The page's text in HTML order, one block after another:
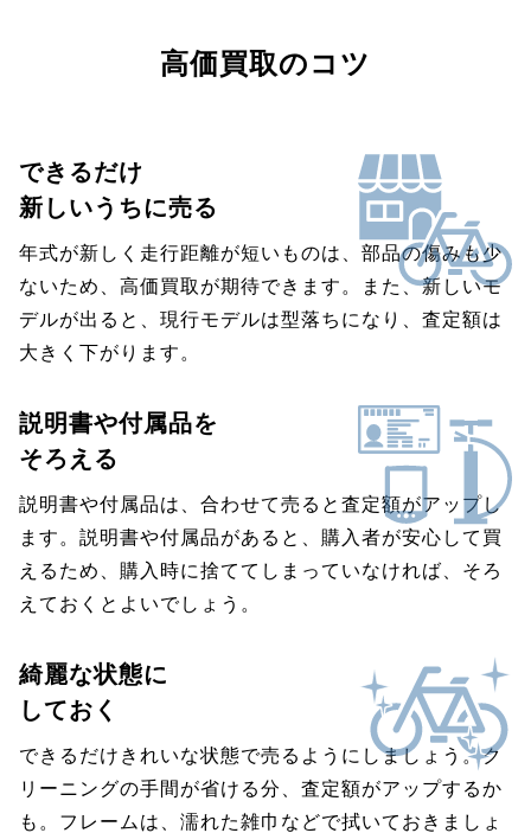
高価買取のコツ
できるだけ
新しいうちに売る
年式が新しく走行距離が短いものは、部品の傷みも少
ないため、高価買取が期待できます。また、新しいモ
デルが出ると、現行モデルは型落ちになり、査定額は
大きく下がります。
説明書や付属品を
そろえる
説明書や付属品は、合わせて売ると査定額がアップし
ます。説明書や付属品があると、購入者が安心して買
えるため、購入時に捨ててしまっていなければ、そろ
えておくとよいでしょう。
綺麗な状態に
しておく
できるだけきれいな状態で売るようにしましょう。ク
リーニングの手間が省ける分、査定額がアップするか
も。フレームは、濡れた雑巾などで拭いておきましょ